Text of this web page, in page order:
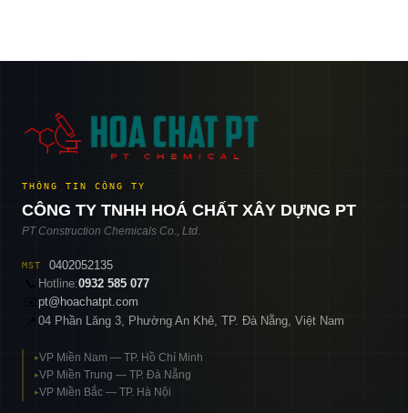
THÔNG TIN CÔNG TY
CÔNG TY TNHH HOÁ CHẤT XÂY DỰNG PT
PT Construction Chemicals Co., Ltd.
MST
0402052135
📞 Hotline:0932 585 077
pt@hoachatpt.com
📍 04 Phần Lăng 3, Phường An Khê, TP. Đà Nẵng, Việt Nam
▸VP Miền Nam — TP. Hồ Chí Minh
▸VP Miền Trung — TP. Đà Nẵng
▸VP Miền Bắc — TP. Hà Nội